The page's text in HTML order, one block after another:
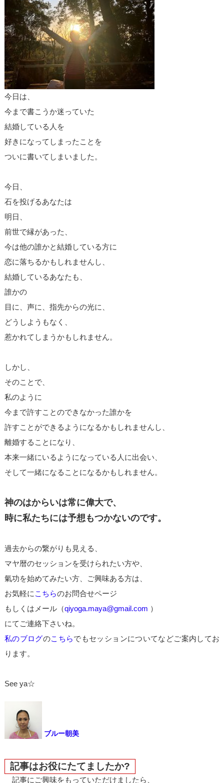
今日は、
今まで書こうか迷っていた
結婚している人を
好きになってしまったことを
ついに書いてしまいました。
今日、
石を投げるあなたは
明日、
前世で縁があった、
今は他の誰かと結婚している方に
恋に落ちるかもしれませんし、
結婚しているあなたも、
誰かの
目に、声に、指先からの光に、
どうしようもなく、
惹かれてしまうかもしれません。
しかし、
そのことで、
私のように
今まで許すことのできなかった誰かを
許すことができるようになるかもしれませんし、
離婚することになり、
本来一緒にいるようになっている人に出会い、
そして一緒になることになるかもしれません。
神のはからいは常に偉大で、
時に私たちには予想もつかないのです。
過去からの繋がりも見える、
マヤ暦のセッションを受けられたい方や、
氣功を始めてみたい方、ご興味ある方は、
お気軽に こちらのお問合せページ
もしくはメール（qiyoga.maya@gmail.com ）
にてご連絡下さいね。
私のブログのこちらでもセッションについてなどご案内してお
ります。
See ya☆
ブルー朝美
記事はお役にたてましたか?
記事にご興味をもっていただけましたら、